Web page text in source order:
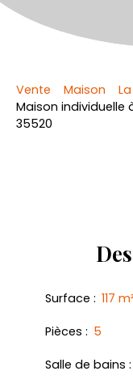
Vente Maison
Maison individuelle
35520
Surface : 117 m²
Pièces : 5
Salle de bains :